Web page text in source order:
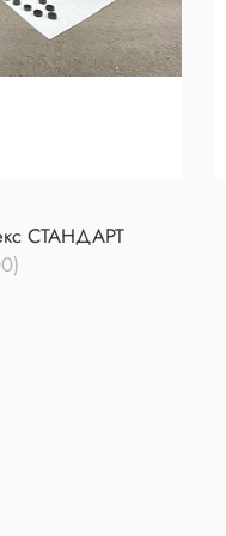
СТАНДАРТ